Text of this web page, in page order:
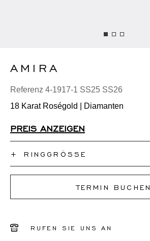
AMIRA
Referenz 4-1917-1 SS25 SS26
18 Karat Roségold | Diamanten
PREIS ANZEIGEN
+RINGGRÖSSE
Ich kenne meine Ringgröße nicht
50
TERMIN BUCHEN
RUFEN SIE UNS AN